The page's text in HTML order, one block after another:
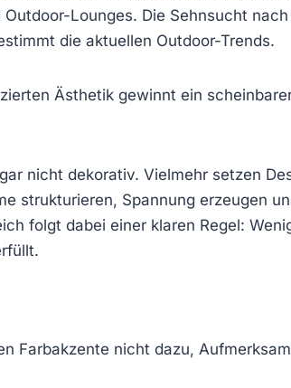
Lounges. Die Sehnsucht
die aktuellen Outdoor-Trends.
Ästhetik gewinnt ein
nicht dekorativ. Vielmehr setzen
strukturieren, Spannung erzeugen
folgt dabei einer klaren Regel:
Farbakzente nicht dazu,